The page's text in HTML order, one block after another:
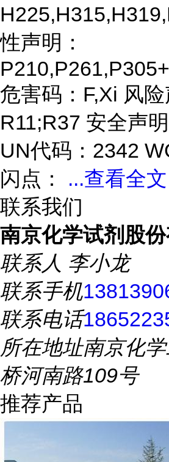
性声明：
危害码：F,Xi 风险
R11;R37 安全声
UN代码：2342
闪点： ...查看全
联系我们
南京化学试剂股份
联系人 李小龙
联系手机
联系电话
所在地址南京化
桥河南路109号
推荐产品